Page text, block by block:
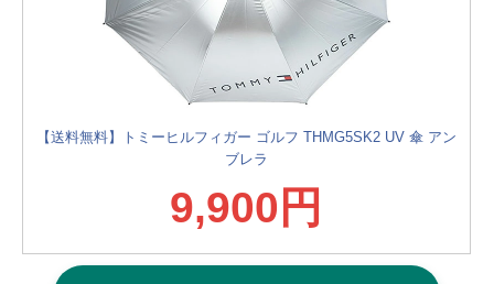
【送料無料】トミーヒルフィガー ゴルフ THMG5SK2 UV 傘 アン
ブレラ
9,900円